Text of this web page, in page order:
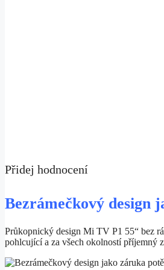
Přidej hodnocení
Bezrámečkový design
Průkopnický design Mi TV P1 55“ bez
pohlcující a za všech okolností příjemný